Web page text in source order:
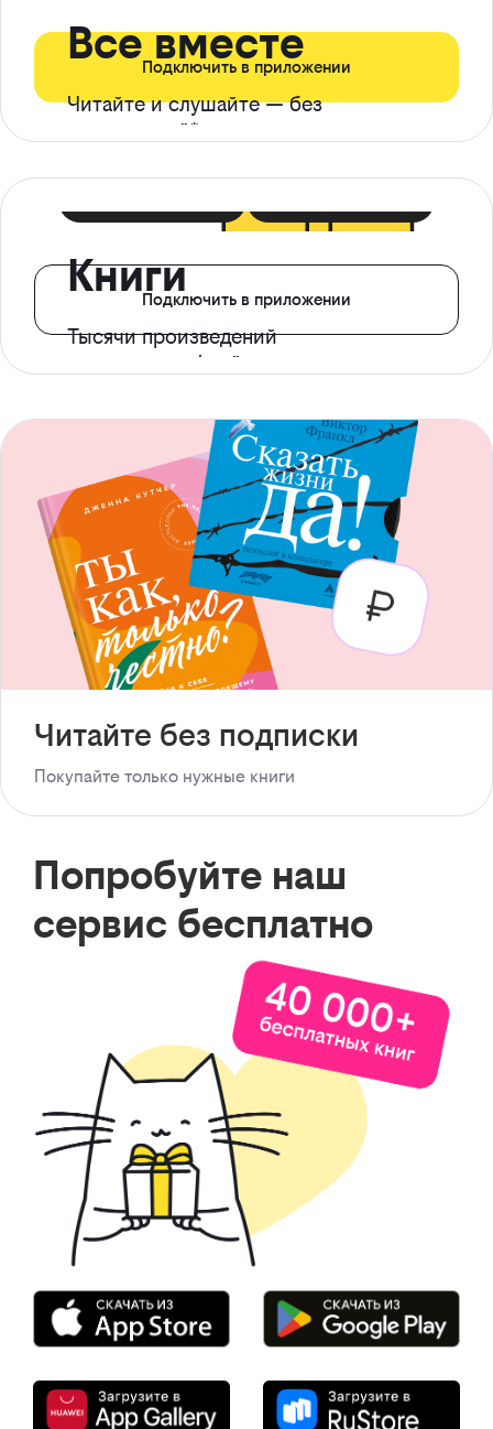
Все вместе
Читайте и слушайте — без
ограничений*
Подключить в приложении
Книги
Тысячи произведений
с доступом офлайн
Подключить в приложении
Читайте без подписки
Покупайте только нужные книги
Попробуйте наш
сервис бесплатно